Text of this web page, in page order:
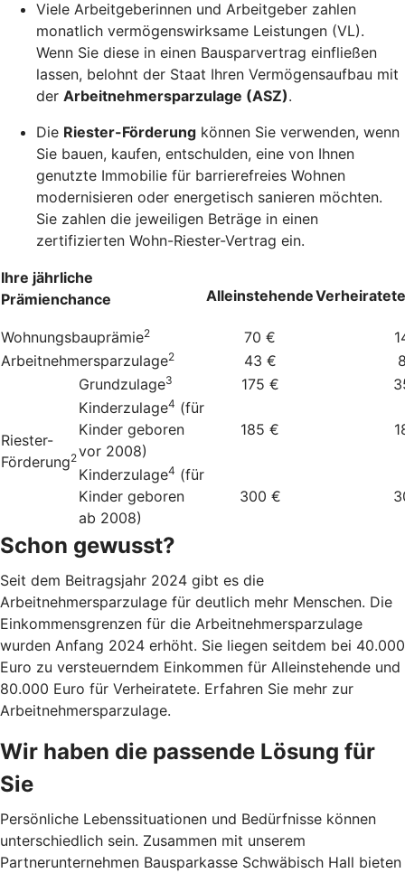
Viele Arbeitgeberinnen und Arbeitgeber zahlen
monatlich vermögenswirksame Leistungen (VL).
Wenn Sie diese in einen Bausparvertrag einfließen
lassen, belohnt der Staat Ihren Vermögensaufbau mit
der Arbeitnehmersparzulage (ASZ).
Die Riester-Förderung können Sie verwenden, wenn
Sie bauen, kaufen, entschulden, eine von Ihnen
genutzte Immobilie für barrierefreies Wohnen
modernisieren oder energetisch sanieren möchten.
Sie zahlen die jeweiligen Beträge in einen
zertifizierten Wohn-Riester-Vertrag ein.
Ihre jährliche
Prämienchance
Alleinstehende
Wohnungsbauprämie2 70 €
Arbeitnehmersparzulage2 43 €
Riester-
Förderung2
Grundzulage3 175 €
Kinderzulage4 (für
Kinder geboren
vor 2008)
185 €
Kinderzulage4 (für
Kinder geboren
ab 2008)
300 €
Schon gewusst?
Seit dem Beitragsjahr 2024 gibt es die
Arbeitnehmersparzulage für deutlich mehr Menschen. Die
Einkommensgrenzen für die Arbeitnehmersparzulage
wurden Anfang 2024 erhöht. Sie liegen seitdem bei 40.000
Euro zu versteuerndem Einkommen für Alleinstehende und
80.000 Euro für Verheiratete. Erfahren Sie mehr zur
Arbeitnehmersparzulage.
Wir haben die passende Lösung für
Sie
Persönliche Lebenssituationen und Bedürfnisse können
unterschiedlich sein. Zusammen mit unserem
Partnerunternehmen Bausparkasse Schwäbisch Hall bieten